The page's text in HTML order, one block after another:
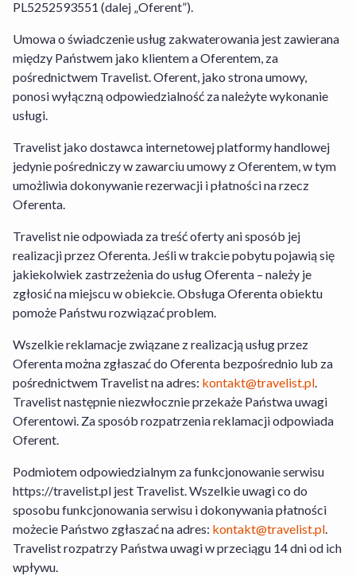
pobytu w obiekcie jest Oferent lub
rezerwacji Usługi Hotel+Lot, których
dane znajdziesz w sekcji Informacja dla
konsumentów. W odniesieniu do
rezerwacji usług Oferenta obowiązuje
Regulamin Usługi Zakwaterowania
oraz
Warunki Rezygnacji
. W odniesieniu do
rezerwacji Usługi Hotel+Lot obowiązuje
Hotel+LotorazWarunki Rezygnacji
Usługi Hotel+Lot. Szczegółowe
informacje na temat sposobu
funkcjonowania serwisu znajdziesz w
zakładce „Jak działamy” dostępnej
działa jako agent Organizatora Turystyki.
Transport nie jest wliczony w cenę.
Travelist Sp. z o.o. z siedzibą pod adresem
prowadzonego przez Sąd Rejonowy dla m.
st. Warszawy, XII Wydział Gospodarczy
Krajowego Rejestru Sądowego pod nr.
KRS: 0000440014, NIP: 7010359657,
Regon 146394313, kapitał zakładowy:
PL5252593551 (dalej „Oferent”).
Umowa o świadczenie usług zakwaterowania jest zawierana
między Państwem jako klientem a Oferentem, za
pośrednictwem Travelist. Oferent, jako strona umowy,
ponosi wyłączną odpowiedzialność za należyte wykonanie
usługi.
Travelist jako dostawca internetowej platformy handlowej
jedynie pośredniczy w zawarciu umowy z Oferentem, w tym
umożliwia dokonywanie rezerwacji i płatności na rzecz
Oferenta.
Travelist nie odpowiada za treść oferty ani sposób jej
realizacji przez Oferenta. Jeśli w trakcie pobytu pojawią się
jakiekolwiek zastrzeżenia do usług Oferenta – należy je
zgłosić na miejscu w obiekcie. Obsługa Oferenta obiektu
pomoże Państwu rozwiązać problem.
Wszelkie reklamacje związane z realizacją usług przez
Oferenta można zgłaszać do Oferenta bezpośrednio lub za
pośrednictwem Travelist na adres: kontakt@travelist.pl.
Travelist następnie niezwłocznie przekaże Państwa uwagi
Oferentowi. Za sposób rozpatrzenia reklamacji odpowiada
Oferent.
Podmiotem odpowiedzialnym za funkcjonowanie serwisu
https://travelist.pl jest Travelist. Wszelkie uwagi co do
sposobu funkcjonowania serwisu i dokonywania płatności
możecie Państwo zgłaszać na adres: kontakt@travelist.pl.
Travelist rozpatrzy Państwa uwagi w przeciągu 14 dni od ich
wpływu.